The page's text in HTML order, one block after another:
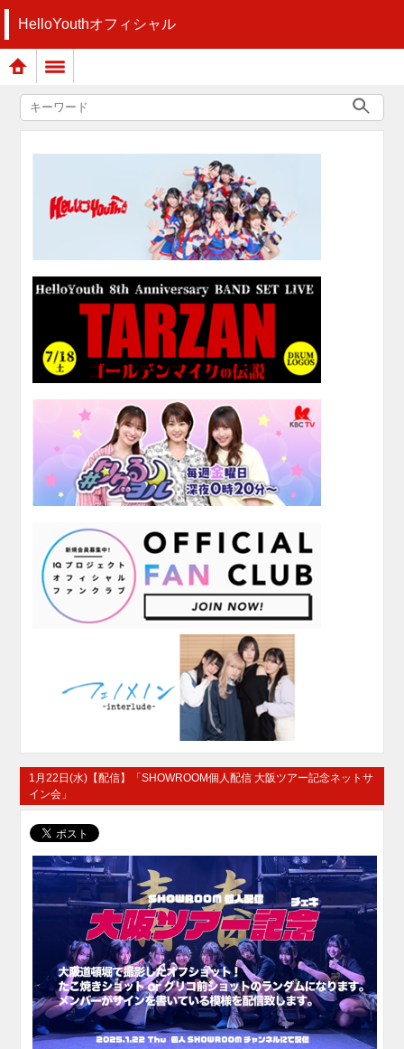
HelloYouthオフィシャル
1月22日(水)【配信】「SHOWROOM個人配信 大阪ツアー記念ネットサ
イン会」